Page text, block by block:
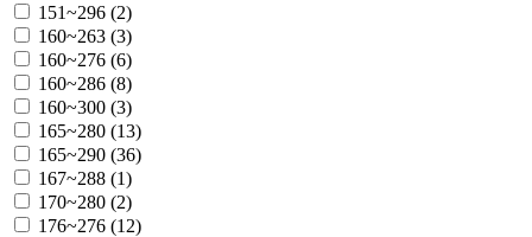
151~296 (2)
160~263 (3)
160~276 (6)
160~286 (8)
160~300 (3)
165~280 (13)
165~290 (36)
167~288 (1)
170~280 (2)
176~276 (12)